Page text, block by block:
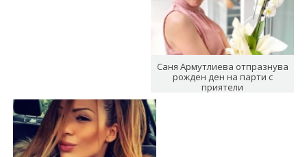
Саня Армутлиева отпразнува
рожден ден на парти с
приятели